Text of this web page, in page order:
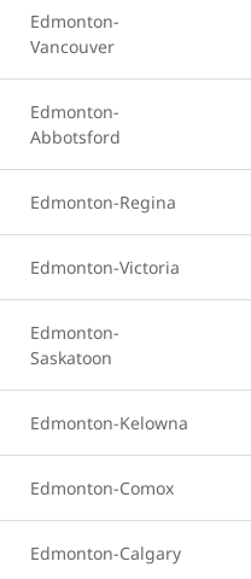
Edmonton-
Vancouver
Edmonton-
Abbotsford
Edmonton-Regina
Edmonton-Victoria
Edmonton-
Saskatoon
Edmonton-Kelowna
Edmonton-Comox
Edmonton-Calgary